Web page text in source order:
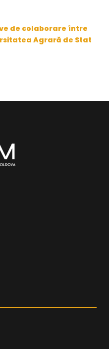
de colaborare între
Agrară de Stat